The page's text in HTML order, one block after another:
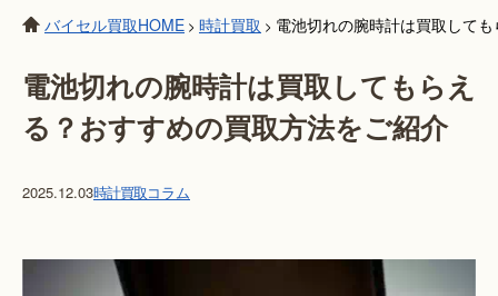
バイセル買取HOME > 時計買取 > 電池切れの腕時計は買取して
電池切れの腕時計は買取してもらえ
る？おすすめの買取方法をご紹介
2025.12.03時計買取コラム